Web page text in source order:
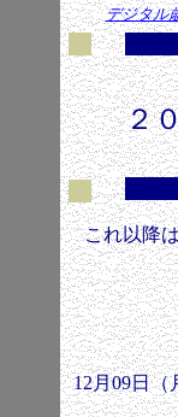
デジタル
２
これ以降
12月09日（